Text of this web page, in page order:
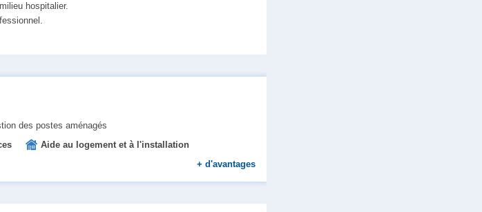
hospitalier.
des postes aménagés
Aide au logement et à l'installation
+ d'avantages